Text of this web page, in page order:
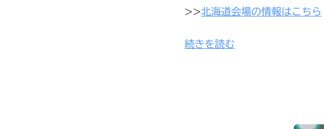
>>北海道会場の情報はこちら
続きを読む